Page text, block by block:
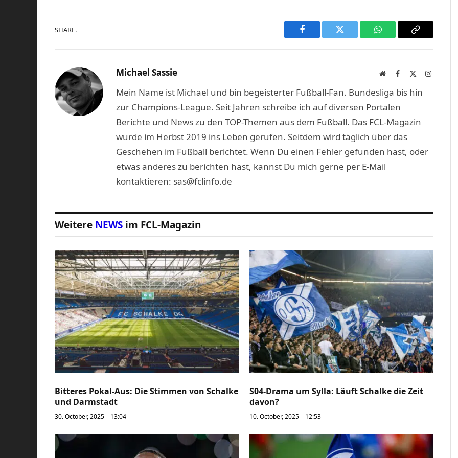
SHARE.
Facebook Twitter WhatsAppCopy
Michael Sassie WebsiteFacebook
Mein Name ist Michael und bin begeisterter Fußball-Fan. Bundesliga bis hin
zur Champions-League. Seit Jahren schreibe ich auf diversen Portalen
Berichte und News zu den TOP-Themen aus dem Fußball. Das FCL-Magazin
wurde im Herbst 2019 ins Leben gerufen. Seitdem wird täglich über das
Geschehen im Fußball berichtet. Wenn Du einen Fehler gefunden hast, oder
etwas anderes zu berichten hast, kannst Du mich gerne per E-Mail
kontaktieren: sas@fclinfo.de
Weitere NEWS im FCL-Magazin
Bitteres Pokal-Aus: Die Stimmen von Schalke
und Darmstadt
30. October, 2025 – 13:04
S04-Drama um Sylla: Läuft Schalke die Zeit
davon?
10. October, 2025 – 12:53